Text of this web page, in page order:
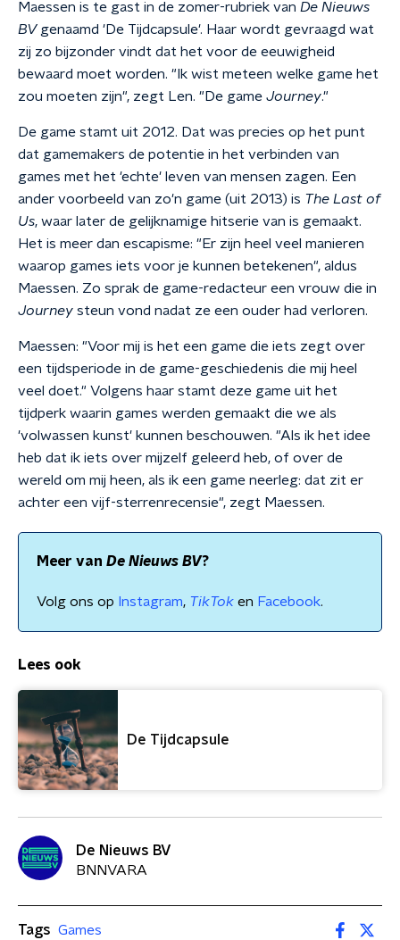
Maessen is te gast in de zomer-rubriek van De Nieuws
BV genaamd 'De Tijdcapsule'. Haar wordt gevraagd wat
zij zo bijzonder vindt dat het voor de eeuwigheid
bewaard moet worden. "Ik wist meteen welke game het
zou moeten zijn", zegt Len. "De game Journey."
De game stamt uit 2012. Dat was precies op het punt
dat gamemakers de potentie in het verbinden van
games met het 'echte' leven van mensen zagen. Een
ander voorbeeld van zo'n game (uit 2013) is The Last of
Us, waar later de gelijknamige hitserie van is gemaakt.
Het is meer dan escapisme: "Er zijn heel veel manieren
waarop games iets voor je kunnen betekenen", aldus
Maessen. Zo sprak de game-redacteur een vrouw die in
Journey steun vond nadat ze een ouder had verloren.
Maessen: "Voor mij is het een game die iets zegt over
een tijdsperiode in de game-geschiedenis die mij heel
veel doet." Volgens haar stamt deze game uit het
tijdperk waarin games werden gemaakt die we als
'volwassen kunst' kunnen beschouwen. "Als ik het idee
heb dat ik iets over mijzelf geleerd heb, of over de
wereld om mij heen, als ik een game neerleg: dat zit er
achter een vijf-sterrenrecensie", zegt Maessen.
Meer van De Nieuws BV?
Volg ons op Instagram, TikTok en Facebook.
Lees ook
De Tijdcapsule
De Nieuws BV
BNNVARA
Tags Games